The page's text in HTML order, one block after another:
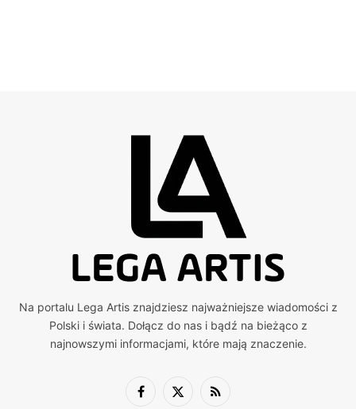
Na portalu Lega Artis znajdziesz najważniejsze wiadomości z
Polski i świata. Dołącz do nas i bądź na bieżąco z
najnowszymi informacjami, które mają znaczenie.
Facebook
X
RSS